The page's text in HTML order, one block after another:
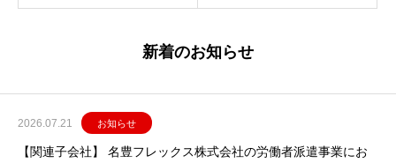
新着のお知らせ
2026.07.21 お知らせ
【関連子会社】 名豊フレックス株式会社の労働者派遣事業にお